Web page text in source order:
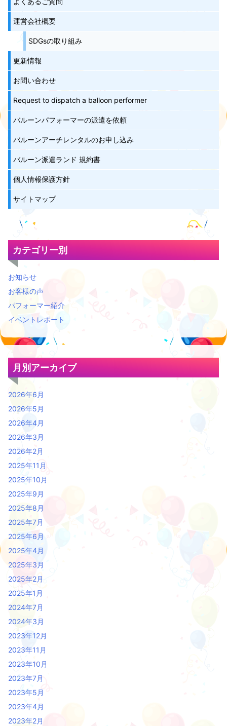
運営会社概要
SDGsの取り組み
更新情報
お問い合わせ
Request to dispatch a balloon performer
バルーンパフォーマーの派遣を依頼
バルーンアーチレンタルのお申し込み
バルーン派遣ランド 規約書
個人情報保護方針
サイトマップ
カテゴリー別
お知らせ
お客様の声
パフォーマー紹介
イベントレポート
月別アーカイブ
2026年6月
2026年5月
2026年4月
2026年3月
2026年2月
2025年11月
2025年10月
2025年9月
2025年8月
2025年7月
2025年6月
2025年4月
2025年3月
2025年2月
2025年1月
2024年7月
2024年3月
2023年12月
2023年11月
2023年10月
2023年7月
2023年5月
2023年4月
2023年2月